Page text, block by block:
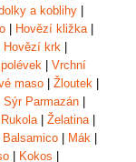
a koblihy |
| Hovězí kližka |
Hovězí krk |
| Vrchní
maso | Žloutek |
Sýr Parmazán |
Rukola | Želatina |
| Mák |
| Kokos |